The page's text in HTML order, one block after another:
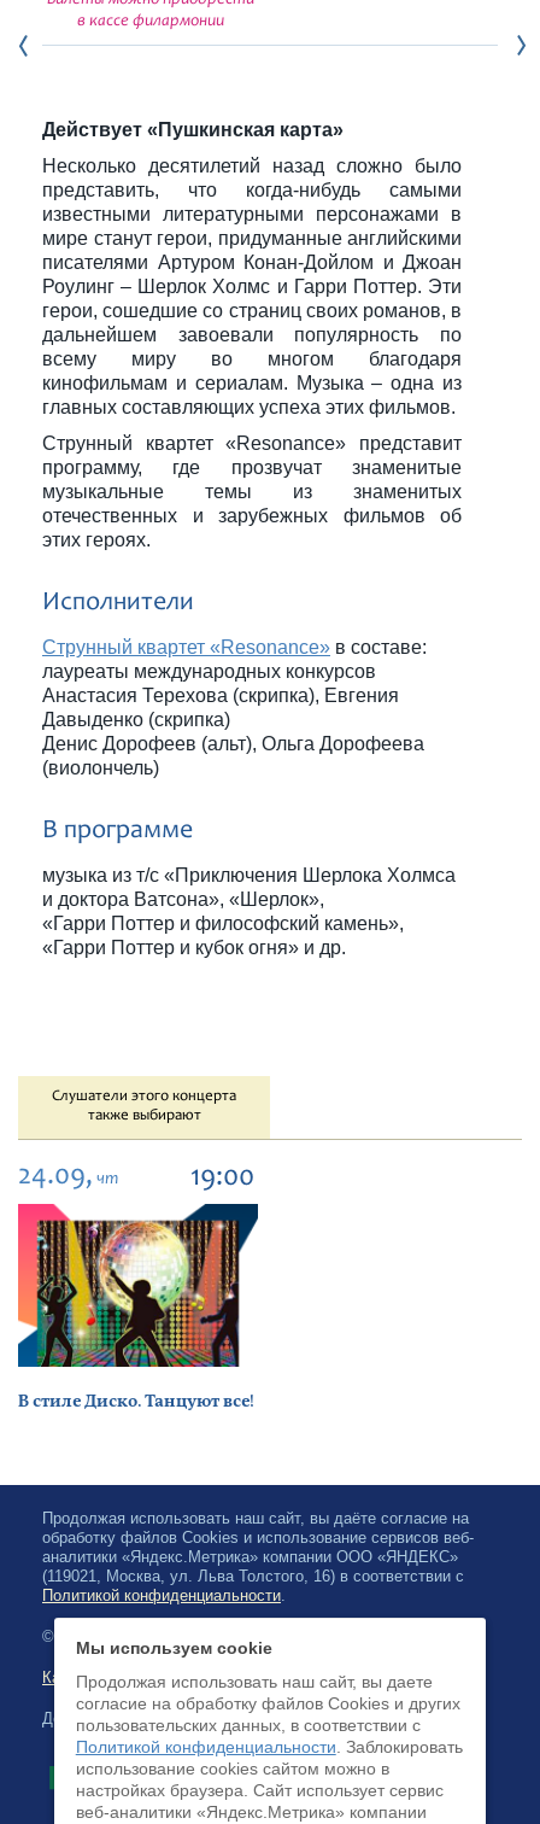
Новостив кассе филармонии
Действует «Пушкинская карта»
Несколько десятилетий назад сложно было
представить, что когда-нибудь самыми
известными литературными персонажами в
мире станут герои, придуманные английскими
писателями Артуром Конан-Дойлом и Джоан
Роулинг – Шерлок Холмс и Гарри Поттер. Эти
герои, сошедшие со страниц своих романов, в
дальнейшем завоевали популярность по
всему миру во многом благодаря
кинофильмам и сериалам. Музыка – одна из
главных составляющих успеха этих фильмов.
Струнный квартет «Resonance» представит
программу, где прозвучат знаменитые
музыкальные темы из знаменитых
отечественных и зарубежных фильмов об
этих героях.
Исполнители
Струнный квартет «Resonance» в составе:
лауреаты международных конкурсов
Анастасия Терехова (скрипка), Евгения
Давыденко (скрипка)
Денис Дорофеев (альт), Ольга Дорофеева
(виолончель)
В программе
музыка из т/с «Приключения Шерлока Холмса
и доктора Ватсона», «Шерлок»,
«Гарри Поттер и философский камень»,
«Гарри Поттер и кубок огня» и др.
Слушатели этого концерта
также выбирают
24.09, чт 19:00
В стиле Диско. Танцуют все!
Продолжая использовать наш сайт, вы даёте согласие на
обработку файлов Cookies и использование сервисов веб-
аналитики «Яндекс.Метрика» компании ООО «ЯНДЕКС»
(119021, Москва, ул. Льва Толстого, 16) в соответствии с
Политикой конфиденциальности.
© 2026, Карельская Государственная филармония
Карта сайта
Доступна оплата банковскими картами
Мы используем cookie
Продолжая использовать наш сайт, вы даете
согласие на обработку файлов Cookies и других
пользовательских данных, в соответствии с
Политикой конфиденциальности . Заблокировать
использование cookies сайтом можно в
настройках браузера. Cайт использует сервис
веб-аналитики «Яндекс.Метрика» компании